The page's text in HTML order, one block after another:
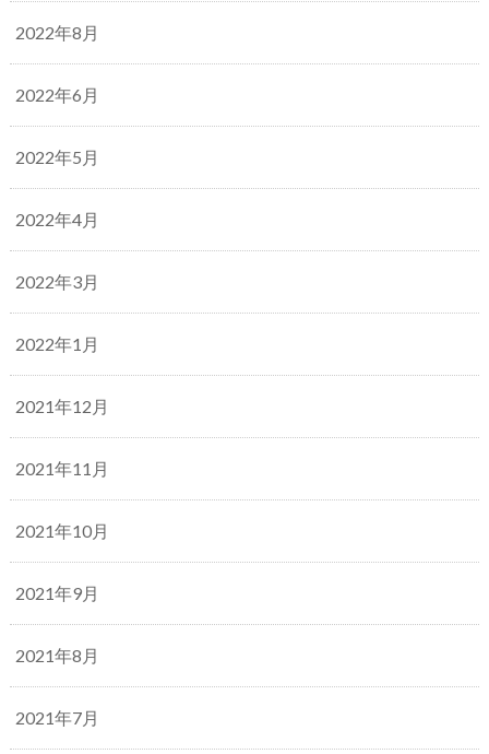
2022年8月
2022年6月
2022年5月
2022年4月
2022年3月
2022年1月
2021年12月
2021年11月
2021年10月
2021年9月
2021年8月
2021年7月